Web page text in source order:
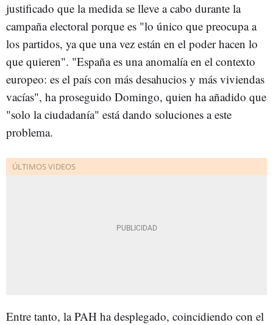
justificado que la medida se lleve a cabo durante la
campaña electoral porque es "lo único que preocupa a
los partidos, ya que una vez están en el poder hacen lo
que quieren". "España es una anomalía en el contexto
europeo: es el país con más desahucios y más viviendas
vacías", ha proseguido Domingo, quien ha añadido que
"solo la ciudadanía" está dando soluciones a este
problema.
Entre tanto, la PAH ha desplegado, coincidiendo con el